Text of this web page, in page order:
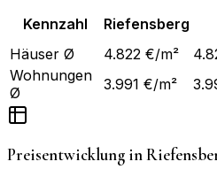
Kennzahl Riefensberg
Häuser Ø
4.822 €/m²
Wohnungen
Ø
3.991 €/m²
Preisentwicklung in